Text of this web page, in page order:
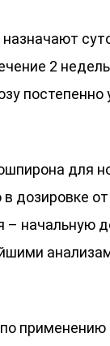
2
для
дозировке
– начальную